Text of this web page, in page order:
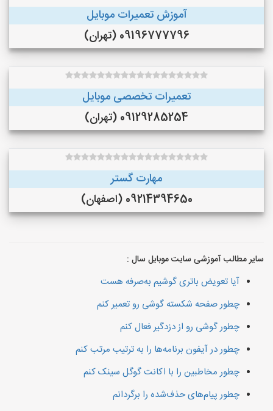
آموزش تعمیرات موبایل
09196777796 (تهران)
تعمیرات تخصصی موبایل
09129285254 (تهران)
مهارت گستر
09214394650 (اصفهان)
سایر مطالب آموزشی سایت موبایل سال :
آیا تعویض باتری گوشیم به‌صرفه هست
چطور صفحه شکسته گوشی رو تعمیر کنم
چطور گوشی رو از دزدگیر فعال کنم
چطور در آیفون برنامه‌ها را به ترتیب مرتب کنم
چطور مخاطبین را با اکانت گوگل سینک کنم
چطور پیام‌های حذف‌شده را برگردانم